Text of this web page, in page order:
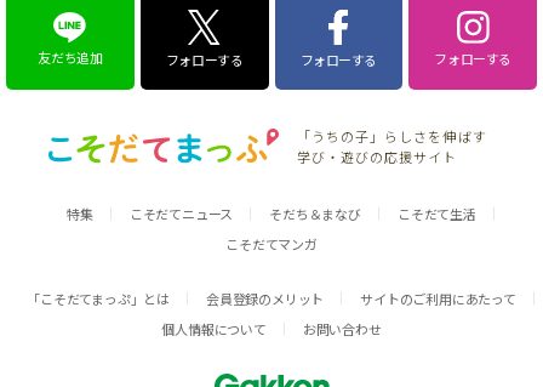
友だち追加 フォローする フォローする フォローする
「うちの子」らしさを伸ばす
学び・遊びの応援サイト
特集 こそだてニュース そだち＆まなび
こそだて生活
こそだてマンガ
「こそだてまっぷ」とは 会員登録のメリット
サイトのご利用にあたって
個人情報について
お問い合わせ